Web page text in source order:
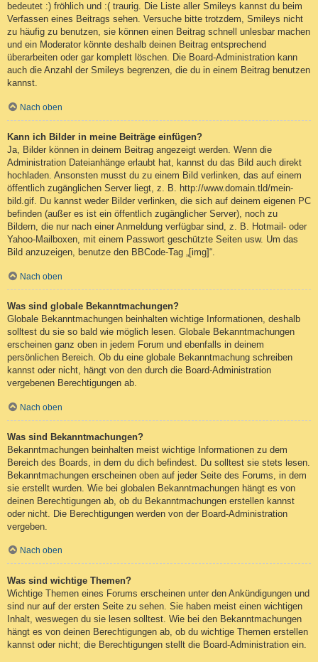
bedeutet :) fröhlich und :( traurig. Die Liste aller Smileys kannst du beim
Verfassen eines Beitrags sehen. Versuche bitte trotzdem, Smileys nicht
zu häufig zu benutzen, sie können einen Beitrag schnell unlesbar machen
und ein Moderator könnte deshalb deinen Beitrag entsprechend
überarbeiten oder gar komplett löschen. Die Board-Administration kann
auch die Anzahl der Smileys begrenzen, die du in einem Beitrag benutzen
kannst.
Nach oben
Kann ich Bilder in meine Beiträge einfügen?
Ja, Bilder können in deinem Beitrag angezeigt werden. Wenn die
Administration Dateianhänge erlaubt hat, kannst du das Bild auch direkt
hochladen. Ansonsten musst du zu einem Bild verlinken, das auf einem
öffentlich zugänglichen Server liegt, z. B. http://www.domain.tld/mein-
bild.gif. Du kannst weder Bilder verlinken, die sich auf deinem eigenen PC
befinden (außer es ist ein öffentlich zugänglicher Server), noch zu
Bildern, die nur nach einer Anmeldung verfügbar sind, z. B. Hotmail- oder
Yahoo-Mailboxen, mit einem Passwort geschützte Seiten usw. Um das
Bild anzuzeigen, benutze den BBCode-Tag „[img]“.
Nach oben
Was sind globale Bekanntmachungen?
Globale Bekanntmachungen beinhalten wichtige Informationen, deshalb
solltest du sie so bald wie möglich lesen. Globale Bekanntmachungen
erscheinen ganz oben in jedem Forum und ebenfalls in deinem
persönlichen Bereich. Ob du eine globale Bekanntmachung schreiben
kannst oder nicht, hängt von den durch die Board-Administration
vergebenen Berechtigungen ab.
Nach oben
Was sind Bekanntmachungen?
Bekanntmachungen beinhalten meist wichtige Informationen zu dem
Bereich des Boards, in dem du dich befindest. Du solltest sie stets lesen.
Bekanntmachungen erscheinen oben auf jeder Seite des Forums, in dem
sie erstellt wurden. Wie bei globalen Bekanntmachungen hängt es von
deinen Berechtigungen ab, ob du Bekanntmachungen erstellen kannst
oder nicht. Die Berechtigungen werden von der Board-Administration
vergeben.
Nach oben
Was sind wichtige Themen?
Wichtige Themen eines Forums erscheinen unter den Ankündigungen und
sind nur auf der ersten Seite zu sehen. Sie haben meist einen wichtigen
Inhalt, weswegen du sie lesen solltest. Wie bei den Bekanntmachungen
hängt es von deinen Berechtigungen ab, ob du wichtige Themen erstellen
kannst oder nicht; die Berechtigungen stellt die Board-Administration ein.